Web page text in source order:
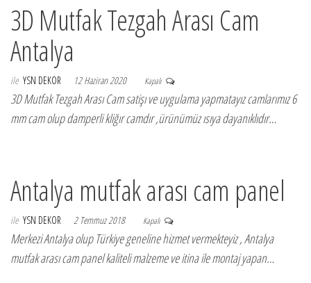
3D Mutfak Tezgah Arası Cam
Antalya
ile YSN DEKOR 12 Haziran 2020 Kapalı
3D Mutfak Tezgah Arası Cam satişı ve uygulama yapmatayız camlarımız 6
mm cam olup damperli kliğır camdır ,ürünümüz ısıya dayanıklıdır…
Antalya mutfak arası cam panel
ile YSN DEKOR 2 Temmuz 2018 Kapalı
Merkezi Antalya olup Türkiye geneline hizmet vermekteyiz , Antalya
mutfak arası cam panel kaliteli malzeme ve itina ile montaj yapan…